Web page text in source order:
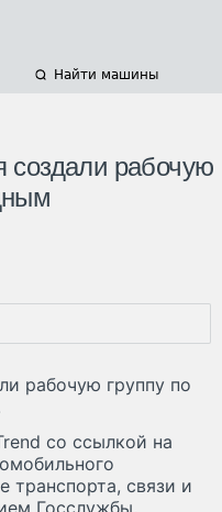
Найти машины
создали рабочую
рабочую группу по
со ссылкой на
транспорта, связи и